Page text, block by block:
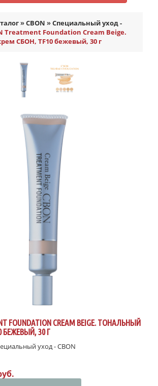
»CBON »Специальный уход -
Treatment Foundation Cream Beige.
СБОН, TF10 бежевый, 30 г
FOUNDATION CREAM BEIGE. ТОНАЛЬНЫЙ
БЕЖЕВЫЙ, 30 Г
уход - CBON